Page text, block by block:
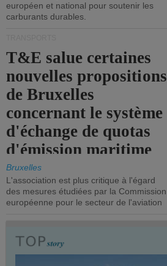
européen et national pour soutenir les
carburants durables.
T&E salue certaines
nouvelles propositions
de Bruxelles
concernant le système
d'échange de quotas
d'émission maritime
de l'UE.
Bruxelles
L'association est plus critique à l'égard
des mesures étudiées par la Commission
européenne pour le secteur de l'aviation